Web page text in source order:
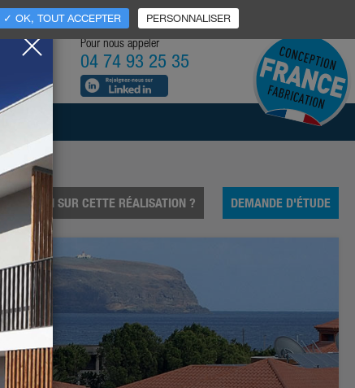
Pour nous appeler
04 74 93 25 35
NOUS ? NORMES RECRUTEMENT CONTACTS
SUR CETTE RÉALISATION ? DEMANDE D'ÉTUDE
✓ OK, TOUT ACCEPTER PERSONNALISER